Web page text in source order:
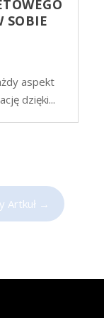
SOBIE
aspekt
dzięki...
Artkuł →